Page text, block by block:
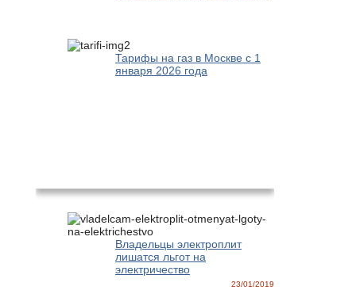
Тарифы на газ в Москве с 1
января 2026 года
Владельцы электроплит
лишатся льгот на
электричество
23/01/2019